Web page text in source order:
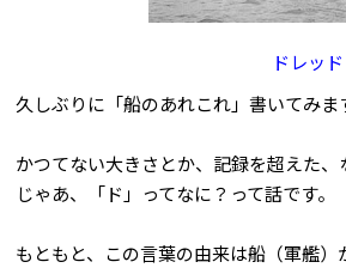
ドレッ
久しぶりに「船のあれこれ」書いてみま
かつてない大きさとか、記録を超えた
じゃあ、「ド」ってなに？って話です。
もともと、この言葉の由来は船（軍艦）